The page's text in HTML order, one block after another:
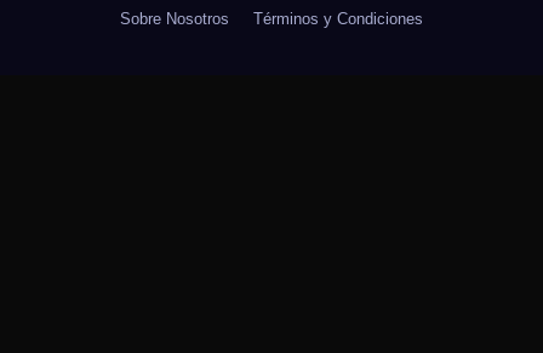
Sobre Nosotros Términos y Condiciones